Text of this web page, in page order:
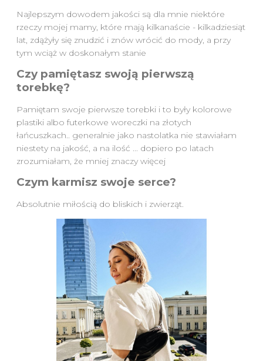
Najlepszym dowodem jakości są dla mnie niektóre
rzeczy mojej mamy, które mają kilkanaście - kilkadziesiąt
lat, zdążyły się znudzić i znów wrócić do mody, a przy
tym wciąż w doskonałym stanie
Czy pamiętasz swoją pierwszą
torebkę?
Pamiętam swoje pierwsze torebki i to były kolorowe
plastiki albo futerkowe woreczki na złotych
łańcuszkach.. generalnie jako nastolatka nie stawiałam
niestety na jakość, a na ilość ... dopiero po latach
zrozumiałam, że mniej znaczy więcej
Czym karmisz swoje serce?
Absolutnie miłością do bliskich i zwierząt.